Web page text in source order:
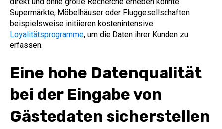
Supermärkte, Möbelhäuser oder Fluggesellschaften
beispielsweise initiieren kostenintensive
Loyalitätsprogramme, um die Daten ihrer Kunden zu
erfassen.
Eine hohe Datenqualität
bei der Eingabe von
Gästedaten sicherstellen